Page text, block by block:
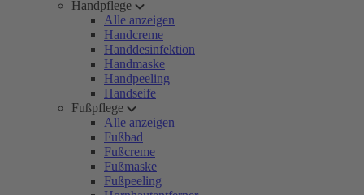
Handpflege
Alle anzeigen
Handcreme
Handdesinfektion
Handmaske
Handpeeling
Handseife
Fußpflege
Alle anzeigen
Fußbad
Fußcreme
Fußmaske
Fußpeeling